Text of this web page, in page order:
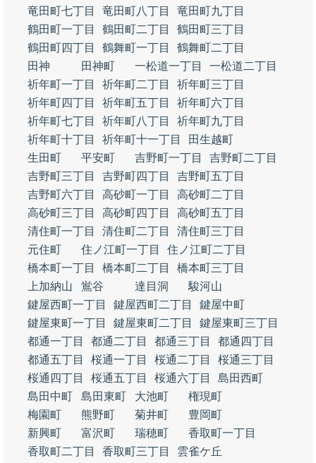
竜田町七丁目
竜田町八丁目
竜田町九丁目
鶴田町一丁目
鶴田町二丁目
鶴田町三丁目
鶴田町四丁目
鶴舞町一丁目
鶴舞町二丁目
田神
田神町 一松道一丁目
一松道二丁目
祈年町一丁目
祈年町二丁目
祈年町三丁目
祈年町四丁目
祈年町五丁目
祈年町六丁目
祈年町七丁目
祈年町八丁目
祈年町九丁目
祈年町十丁目
祈年町十一丁目
田生越町
生田町
平安町 吉野町一丁目
吉野町二丁目
吉野町三丁目
吉野町四丁目
吉野町五丁目
吉野町六丁目
高砂町一丁目
高砂町二丁目
高砂町三丁目
高砂町四丁目
高砂町五丁目
清住町一丁目
清住町二丁目
清住町三丁目
元住町
住ノ江町一丁目
住ノ江町二丁目
橋本町一丁目
橋本町二丁目
橋本町三丁目
上加納山
鴬谷 達目洞
駿河山
鍵屋西町一丁目
鍵屋西町二丁目
鍵屋中町
鍵屋東町一丁目
鍵屋東町二丁目
鍵屋東町三丁目
都通一丁目
都通二丁目 都通三丁目
都通四丁目
都通五丁目
桜通一丁目 桜通二丁目
桜通三丁目
桜通四丁目
桜通五丁目 桜通六丁目
島田西町
島田中町
島田東町 大池町
権現町
梅園町
熊野町 菊井町
豊岡町
新興町
富沢町 瑞穂町
香取町一丁目
香取町二丁目
香取町三丁目
雲雀ケ丘